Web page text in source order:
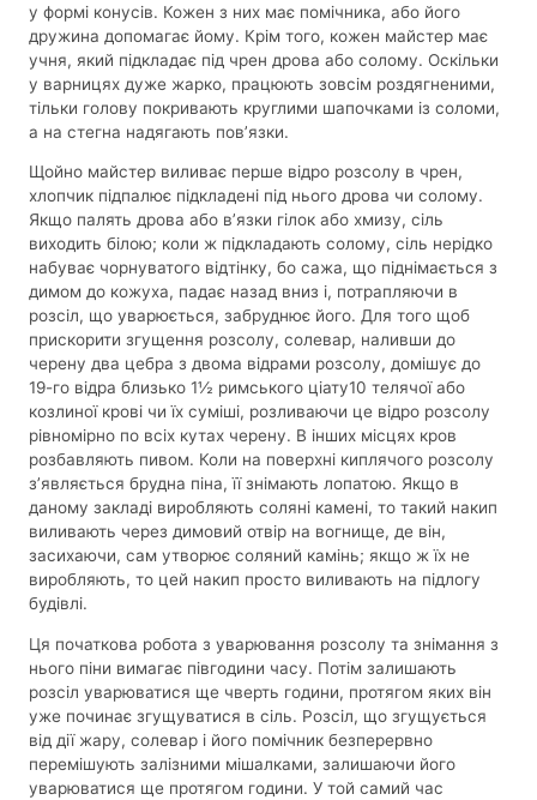
у формі конусів. Кожен з них має помічника, або його
дружина допомагає йому. Крім того, кожен майстер має
учня, який підкладає під чрен дрова або солому. Оскільки
у варницях дуже жарко, працюють зовсім роздягненими,
тільки голову покривають круглими шапочками із соломи,
а на стегна надягають пов’язки.
Щойно майстер виливає перше відро розсолу в чрен,
хлопчик підпалює підкладені під нього дрова чи солому.
Якщо палять дрова або в’язки гілок або хмизу, сіль
виходить білою; коли ж підкладають солому, сіль нерідко
набуває чорнуватого відтінку, бо сажа, що піднімається з
димом до кожуха, падає назад вниз і, потрапляючи в
розсіл, що уварюється, забруднює його. Для того щоб
прискорити згущення розсолу, солевар, наливши до
черену два цебра з двома відрами розсолу, домішує до
19-го відра близько 1½ римського ціату10 телячої або
козлиної крові чи їх суміші, розливаючи це відро розсолу
рівномірно по всіх кутах черену. В інших місцях кров
розбавляють пивом. Коли на поверхні киплячого розсолу
з’являється брудна піна, її знімають лопатою. Якщо в
даному закладі виробляють соляні камені, то такий накип
виливають через димовий отвір на вогнище, де він,
засихаючи, сам утворює соляний камінь; якщо ж їх не
виробляють, то цей накип просто виливають на підлогу
будівлі.
Ця початкова робота з уварювання розсолу та знімання з
нього піни вимагає півгодини часу. Потім залишають
розсіл уварюватися ще чверть години, протягом яких він
уже починає згущуватися в сіль. Розсіл, що згущується
від дії жару, солевар і його помічник безперервно
перемішують залізними мішалками, залишаючи його
уварюватися ще протягом години. У той самий час